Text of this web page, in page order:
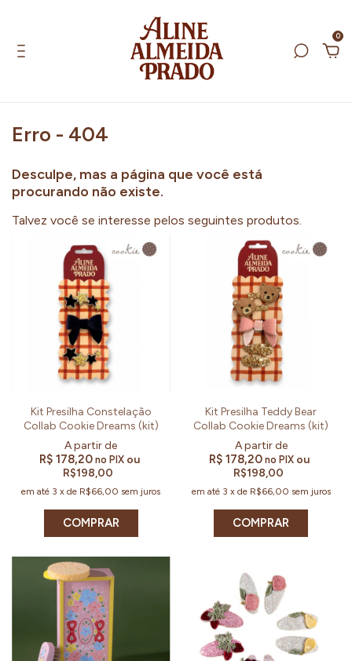
0
Erro - 404
Desculpe, mas a página que você está
procurando não existe.
Talvez você se interesse pelos seguintes produtos.
Kit Presilha Constelação
Collab Cookie Dreams (kit)
R$ 178,20no PIX ou
R$198,00
em até 3 xde R$66,00 sem juros
COMPRAR
Kit Presilha Teddy Bear
Collab Cookie Dreams (kit)
R$ 178,20 no PIX ou
R$198,00
em até 3 x de R$66,00 sem juros
COMPRAR